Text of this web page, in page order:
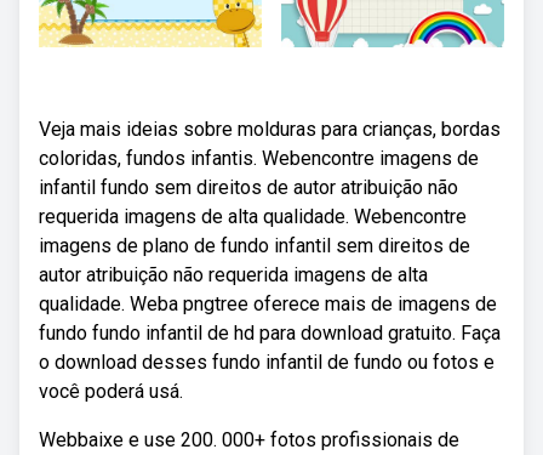
Veja mais ideias sobre molduras para crianças, bordas
coloridas, fundos infantis. Webencontre imagens de
infantil fundo sem direitos de autor atribuição não
requerida imagens de alta qualidade. Webencontre
imagens de plano de fundo infantil sem direitos de
autor atribuição não requerida imagens de alta
qualidade. Weba pngtree oferece mais de imagens de
fundo fundo infantil de hd para download gratuito. Faça
o download desses fundo infantil de fundo ou fotos e
você poderá usá.
Webbaixe e use 200. 000+ fotos profissionais de